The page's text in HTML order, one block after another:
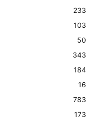
233
103
50
343
184
16
783
173